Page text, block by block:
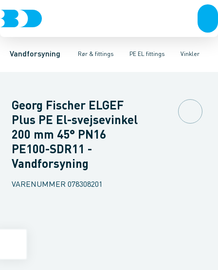
Vandforsyning Rør & fittings
Rør & fittingsKoblinger & anboringerMuffer, klemmer &
PE EL fittings
PE rørPE EL fittingsPE fittings Duktiljern fittings Vinkler
VinklerT-stykker SvejsemufferReduktionerAnboringssadler-
Georg Fischer ELGEF
Plus PE El-svejsevinkel
200 mm 45° PN16
PE100-SDR11 -
Vandforsyning
VARENUMMER 078308201